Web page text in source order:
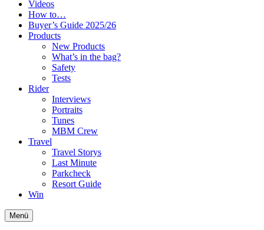
Videos
How to…
Buyer’s Guide 2025/26
Products
New Products
What’s in the bag?
Safety
Tests
Rider
Interviews
Portraits
Tunes
MBM Crew
Travel
Travel Storys
Last Minute
Parkcheck
Resort Guide
Win
Menü